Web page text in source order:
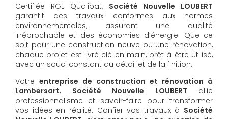
Certifiée RGE Qualibat, Société Nouvelle LOUBERT
garantit des travaux conformes aux normes
environnementales, assurant une qualité
irréprochable et des économies d’énergie. Que ce
soit pour une construction neuve ou une rénovation,
chaque projet est livré clé en main, prêt à être utilisé,
avec un souci constant du détail et de la finition.
Votre entreprise de construction et rénovation à
Lambersart, Société Nouvelle LOUBERT allie
professionnalisme et savoir-faire pour transformer
vos idées en réalité. Confier vos travaux à Société